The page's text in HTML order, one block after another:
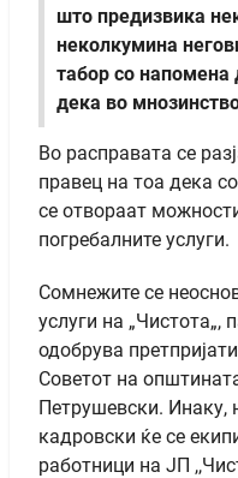
што предизвика
неколкумина
табор со напомена
дека во
Во расправата се
правец на тоа дека
се отвораат
погребалните услуги.
Сомнежите се
услуги на „Чистота„,
одобрува
Советот на
Петрушевски.
кадровски ќе се
работници на ЈП